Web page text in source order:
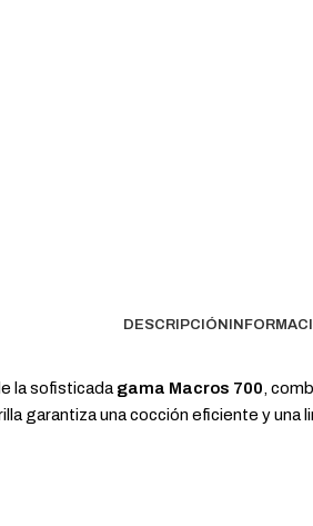
DESCRIPCIÓN
la sofisticada gama Macros 700,
garantiza una cocción eficiente y una